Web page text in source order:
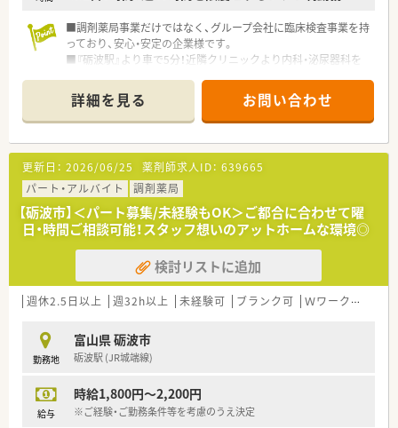
■調剤薬局事業だけではなく、グループ会社に臨床検査事業を持
っており、安心・安定の企業様です。
■『砺波駅』より車で5分！近隣クリニックより内科・泌尿器科を
■時給2,000円～のお迎えです。ご経歴・勤務条件により、2,000
円以上も目指していただけます。
詳細を見る お問い合わせ
更新日： 2026/06/25 薬剤師求人ID： 639665
パート・アルバイト
調剤薬局
【砺波市】＜パート募集/未経験もOK＞ご都合に合わせて曜
日・時間ご相談可能！スタッフ想いのアットホームな環境◎
検討リストに追加
週休2.5日以上 週32h以上 未経験可 ブランク可 Ｗワーク可
勤務地
富山県 砺波市
砺波駅 (JR城端線)
給与
時給1,800円～2,200円
※ご経験・ご勤務条件等を考慮のうえ決定